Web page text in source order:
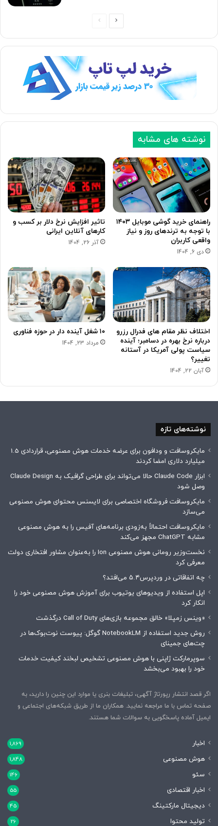
صفحه
صفحه
نوشته های مشابه
راهنمای خرید گوشی موبایل ۱۴۰۳
با توجه به ترندهای روز و نیاز
واقعی کاربران
دی 6, 1404
تاثیر افزایش نرخ دلار بر کسب و
کارهای آنلاین ایرانی
آذر 26, 1404
اختلاف نظر مقام های فدرال رزرو
درباره نرخ بهره در دسامبر؛ آینده
سیاست پولی آمریکا در آستانه
تغییر؟
آبان 22, 1404
۱۰ شغل آینده دار در حوزه فناوری
مرداد 23, 1404
نوشته‌های تازه
مایکروسافت و ودافون برای عرضه خدمات هوش مصنوعی، قراردادی 1.5
میلیارد دلاری امضا کردند
ابزار Claude Code حالا می‌تواند برای طراحی گرافیک به Claude Design
وصل شود
مایکروسافت فروشگاه اختصاصی برای لایسنس محتوای هوش مصنوعی
می‌سازد
مایکروسافت احتمالاً به‌زودی برنامه‌های آفیس را به هوش مصنوعی
مشابه ChatGPT مجهز می‌کند
نخست‌وزیر رومانی هوش مصنوعی Ion را به‌عنوان مشاور افتخاری دولت
معرفی کرد
چه اتفاقاتی در وردپرس۵.۴ می‌افتد؟
اپل استفاده از ویدیوهای یوتیوب برای آموزش هوش مصنوعی خود را
انکار کرد
«وینس زمپلا» خالق مجموعه بازی‌های Call of Duty درگذشت
روش جدید استفاده از NotebookLM گوگل: پیوست نوت‌بوک‌ها در
چت‌های جمینای
سوپرمارکت ژاپنی با هوش مصنوعی تشخیص لبخند کیفیت خدمات
خود را بهبود می‌بخشد
اگر قصد انتشار رپورتاژ آگهی، تبلیغات بنری یا موارد این چنین را دارید، به
صفحه تماس با ما مراجعه نمایید. همکاران ما از طریق شبکه‌های اجتماعی و
ایمیل آماده پاسخگویی به سوالات شما هستند.
اخبار 1,869
هوش مصنوعی 1,848
سئو 146
اخبار اقتصادی 55
دیجیتال مارکتینگ 45
تولید محتوا 26